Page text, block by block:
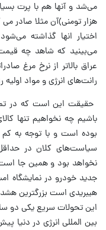
اختیار انها گذاشته
می‌بینید که شاهد چه
عراق بالاتر از نرخ مرغ
رانت‌های انرژی و مواد اولیه
باشیم چه نخواهیم تنها
بوده است و با توجه به
سیاست‌های کلان در
نخواهد بود و همین جا
هیبریدی است بزرگترین
این تحولات سریع یکی دو
بین المللی انرژی در